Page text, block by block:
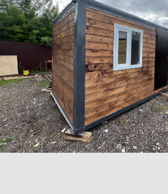
Телефон:
+7 (995) 506-65-05
+7 (926) 888-50-50
Email:
box-modul24@yandex.ru
Контакты
Доставка
Фотогалерея
Главная
О компании